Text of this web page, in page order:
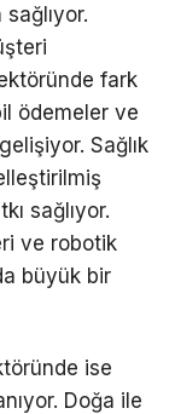
fark
ödemeler ve
Sağlık
sağlıyor.
ve robotik
büyük bir
ise
Doğa ile